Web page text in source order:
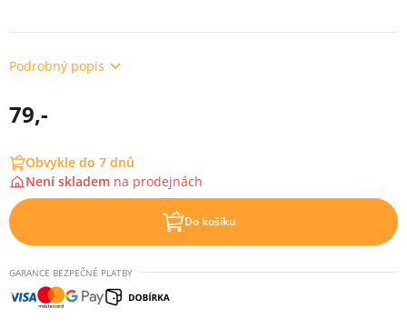
Podrobný popis
79,-
Obvykle do 7 dnů
Není skladem na prodejnách
Do košíku
GARANCE BEZPEČNÉ PLATBY